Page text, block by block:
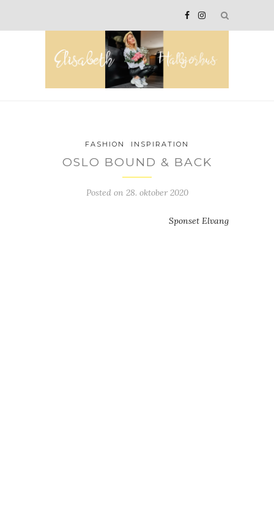
FASHION INSPIRATION
OSLO BOUND & BACK
Posted on 28. oktober 2020
Sponset Elvang